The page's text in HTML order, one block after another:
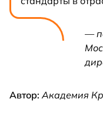
—
Автор: Академия